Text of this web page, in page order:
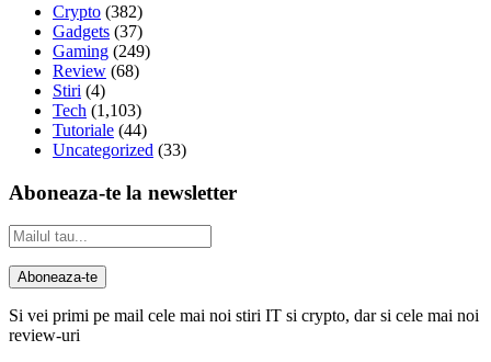
Crypto (382)
Gadgets (37)
Gaming (249)
Review (68)
Stiri (4)
Tech (1,103)
Tutoriale (44)
Uncategorized (33)
Aboneaza-te la newsletter
Si vei primi pe mail cele mai noi stiri IT si crypto, dar si cele mai noi
review-uri